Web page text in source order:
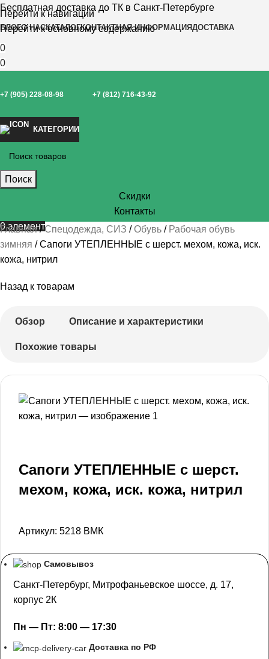
Перейти к навигации
Перейти к основному содержанию
Бесплатная доставка до ТК в Санкт-Петербурге
БЛОГО НАСКАТАЛОГКОНТАКТНАЯ ИНФОРМАЦИЯДОСТАВКА
0
0
+7 (905) 228-08-98 +7 (812) 716-43-92
КАТЕГОРИИ
Поиск
Скидки
Контакты
0элемент
Главная Спецодежда, СИЗ Обувь
Рабочая обувь
зимняя
Сапоги УТЕПЛЕННЫЕ с шерст. мехом, кожа, иск.
кожа, нитрил
Назад к товарам
Обзор Описание и характеристики
Похожие товары
Сапоги УТЕПЛЕННЫЕ с шерст.
мехом, кожа, иск. кожа, нитрил
Артикул: 5218 ВМК
Самовывоз
Санкт-Петербург, Митрофаньевское шоссе, д. 17,
корпус 2К
Пн — Пт: 8:00 — 17:30
Доставка по РФ